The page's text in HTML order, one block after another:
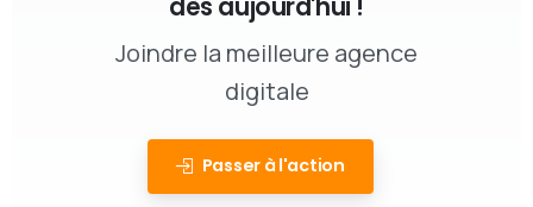
dès aujourd'hui !
Joindre la meilleure agence
digitale
Passer à l'action